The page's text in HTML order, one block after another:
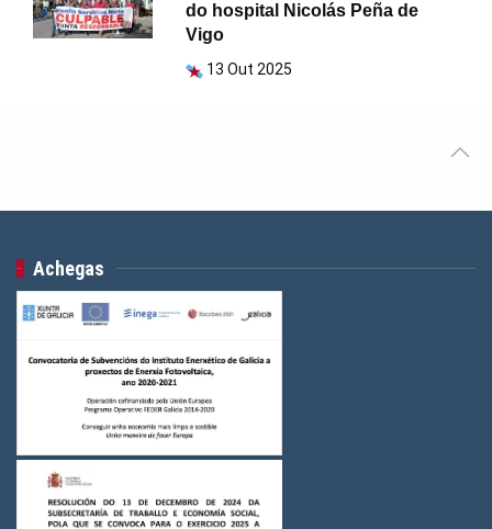
do hospital Nicolás Peña de
Vigo
13 Out 2025
Achegas